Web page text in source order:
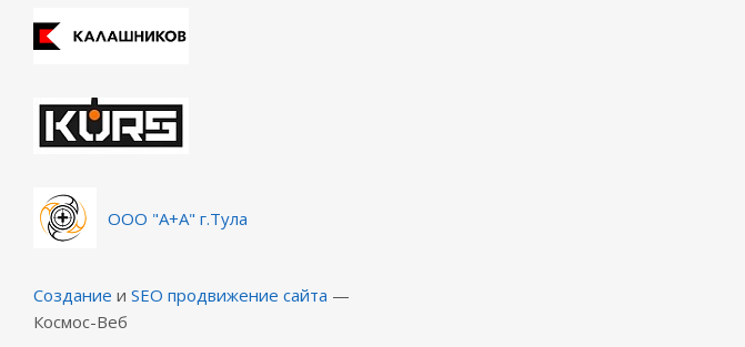
ООО "А+А" г.Тула
Создание и SEO продвижение сайта —
Космос-Веб